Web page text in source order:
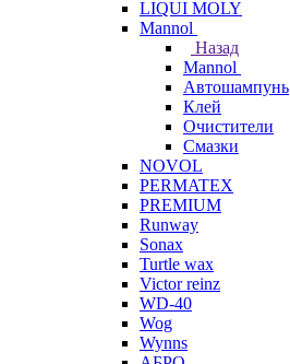
LIQUI MOLY
Mannol
Назад
Mannol
Автошампунь
Клей
Очистители
Смазки
NOVOL
PERMATEX
PREMIUM
Runway
Sonax
Turtle wax
Victor reinz
WD-40
Wog
Wynns